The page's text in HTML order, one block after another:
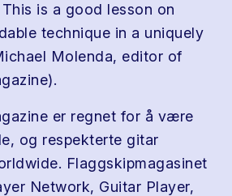
is a good lesson on
technique in a uniquely
Molenda, editor of
er regnet for å være
og respekterte gitar
Flaggskipmagasinet
Network, Guitar Player,